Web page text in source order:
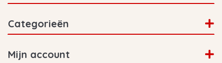
Categorieën
Mijn account